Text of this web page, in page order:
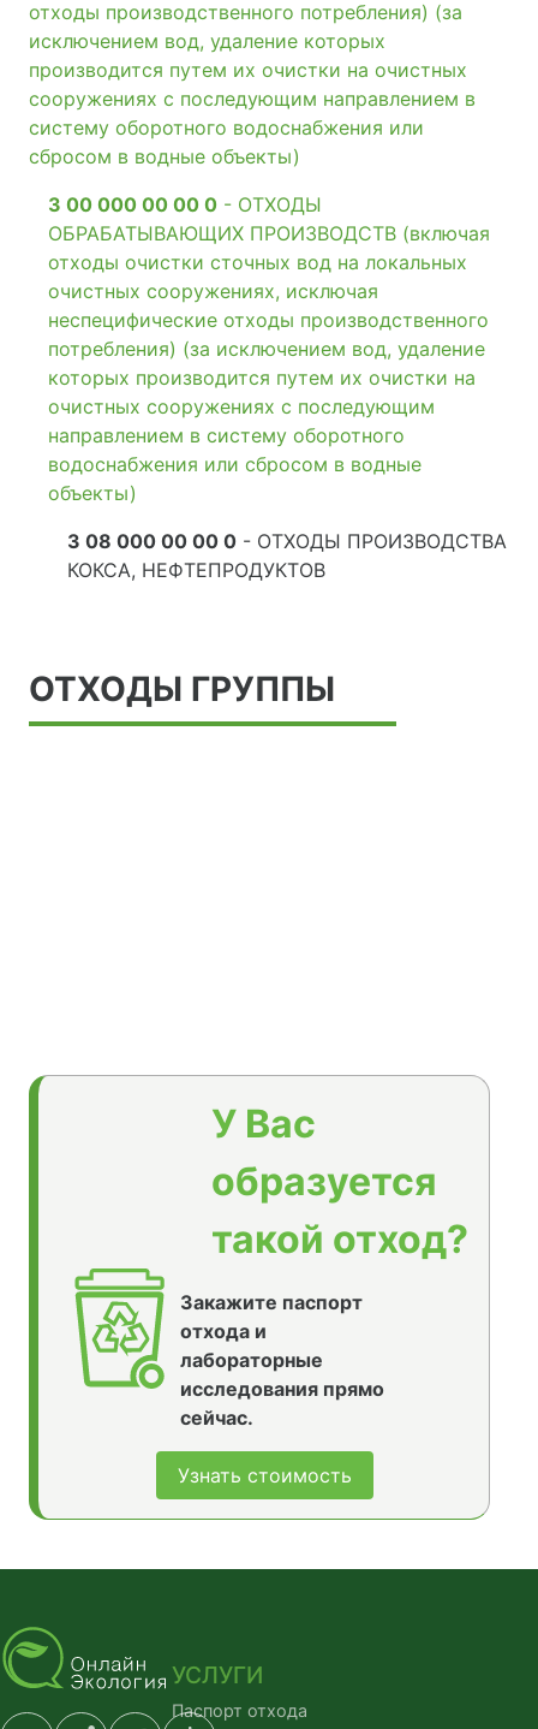
отходы производственного потребления) (за
исключением вод, удаление которых
производится путем их очистки на очистных
сооружениях с последующим направлением в
систему оборотного водоснабжения или
сбросом в водные объекты)
3 00 000 00 00 0 - ОТХОДЫ
ОБРАБАТЫВАЮЩИХ ПРОИЗВОДСТВ (включая
отходы очистки сточных вод на локальных
очистных сооружениях, исключая
неспецифические отходы производственного
потребления) (за исключением вод, удаление
которых производится путем их очистки на
очистных сооружениях с последующим
направлением в систему оборотного
водоснабжения или сбросом в водные
объекты)
3 08 000 00 00 0 - ОТХОДЫ ПРОИЗВОДСТВА
КОКСА, НЕФТЕПРОДУКТОВ
ОТХОДЫ ГРУППЫ
У Вас
образуется
такой отход?
Закажите паспорт
отхода и
лабораторные
исследования прямо
сейчас.
Узнать стоимость
УСЛУГИ
Паспорт отхода